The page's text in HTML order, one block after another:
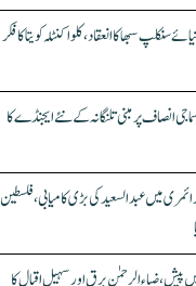
سبھا کا انعقاد، کلواکنٹلہ کویتا کا فکر
انصاف پر مبنی تلنگانہ کے نئے ایجنڈے کا
میں عبدالسعید کی بڑی کامیابی، فلسطین
پیش، ضیاء الرحمٰن برق اور سہیل اقبال کا